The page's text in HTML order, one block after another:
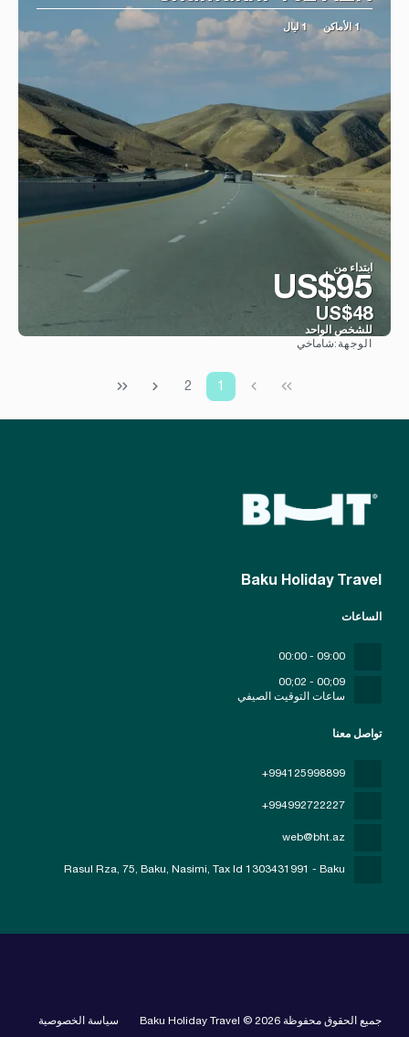
1 الأماكن 1 ليال
ابتداء من
US$95
US$48
للشخص الواحد
الوجهة:شاماخي
1
2
Baku Holiday Travel
تواصل معنا
+994125998899
+994992722227
web@bht.az
Rasul Rza, 75, Baku, Nasimi, Tax Id 1303431991 - Baku
الساعات
09:00 - 00:00
09;00 - 02;00
ساعات التوقيت الصيفي
جميع الحقوق محفوظة Baku Holiday Travel © 2026 سياسة الخصوصية